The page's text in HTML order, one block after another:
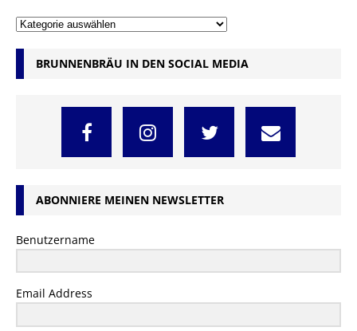
BRUNNENBRÄU IN DEN SOCIAL MEDIA
ABONNIERE MEINEN NEWSLETTER
Benutzername
Email Address